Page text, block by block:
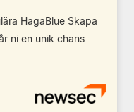
HagaBlue Skapa
ni en unik chans